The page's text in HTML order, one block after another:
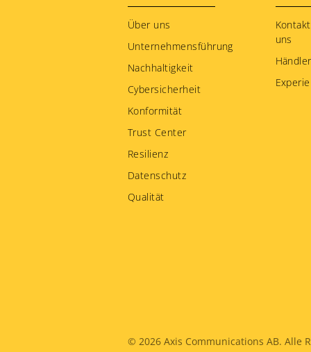
menu
Über uns
Unternehmensführung
Nachhaltigkeit
Cybersicherheit
Konformität
Trust Center
Resilienz
Datenschutz
Qualität
uns
© 2026 Axis Communications AB. Alle